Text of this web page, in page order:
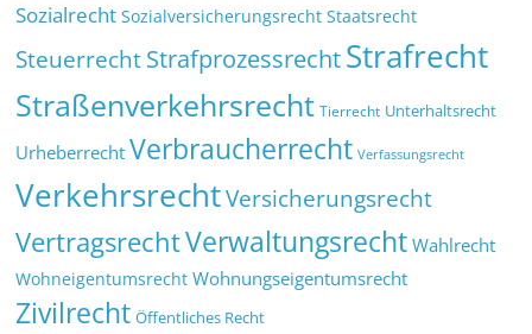
Sozialrecht Sozialversicherungsrecht Staatsrecht
SteuerrechtStrafprozessrechtStrafrecht
Straßenverkehrsrecht Tierrecht Unterhaltsrecht
Urheberrecht Verbraucherrecht Verfassungsrecht
VerkehrsrechtVersicherungsrecht
VertragsrechtVerwaltungsrecht Wahlrecht
Wohneigentumsrecht Wohnungseigentumsrecht
Zivilrecht Öffentliches Recht